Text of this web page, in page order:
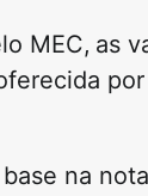
MEC, as
na